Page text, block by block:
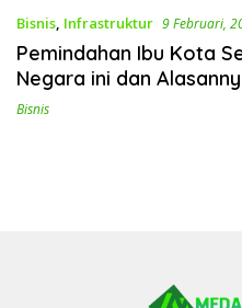
Bisnis, Infrastruktur 9 Februari,
Pemindahan Ibu Kota
Negara ini dan
Bisnis